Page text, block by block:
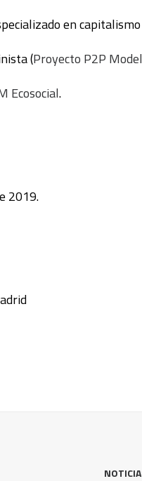
en
(Proyecto P2P
Ecosocial.
2019.